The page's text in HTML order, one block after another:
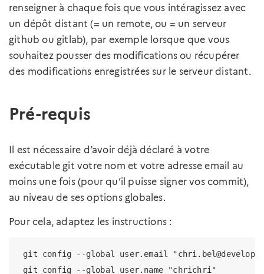
renseigner à chaque fois que vous intéragissez avec
un dépôt distant (= un remote, ou = un serveur
github ou gitlab), par exemple lorsque que vous
souhaitez pousser des modifications ou récupérer
des modifications enregistrées sur le serveur distant.
Pré-requis
Il est nécessaire d’avoir déjà déclaré à votre
exécutable git votre nom et votre adresse email au
moins une fois (pour qu’il puisse signer vos commit),
au niveau de ses options globales.
Pour cela, adaptez les instructions :
git config --global user.email
git config --global user.name "chrichri"